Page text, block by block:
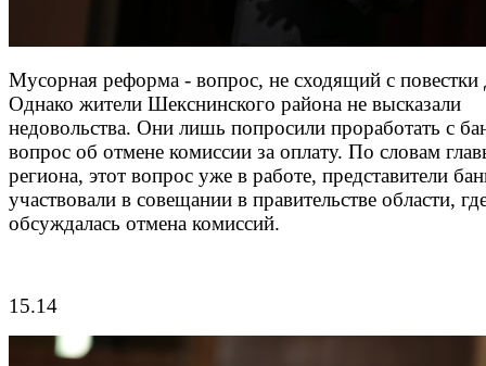
Мусорная реформа - вопрос, не сходящий с повестки
Однако жители Шекснинского района не высказали
недовольства. Они лишь попросили проработать с
вопрос об отмене комиссии за оплату. По словам
региона, этот вопрос уже в работе, представители
участвовали в совещании в правительстве области,
обсуждалась отмена комиссий.
15.14